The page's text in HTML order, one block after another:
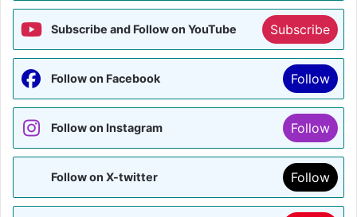
Subscribe and Follow on YouTube Subscribe
Follow on Facebook Follow
Follow on Instagram Follow
Follow on X-twitter Follow